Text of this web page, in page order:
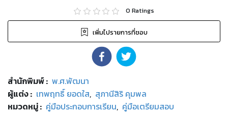
0 Ratings
เพิ่มไปรายการที่ชอบ
สำนักพิมพ์: พ.ศ.พัฒนา
ผู้แต่ง : เทพฤทธิ์ ยอดใส, สุภานีสิริ คุมพล
หมวดหมู่: คู่มือประกอบการเรียน, คู่มือเตรียมสอบ